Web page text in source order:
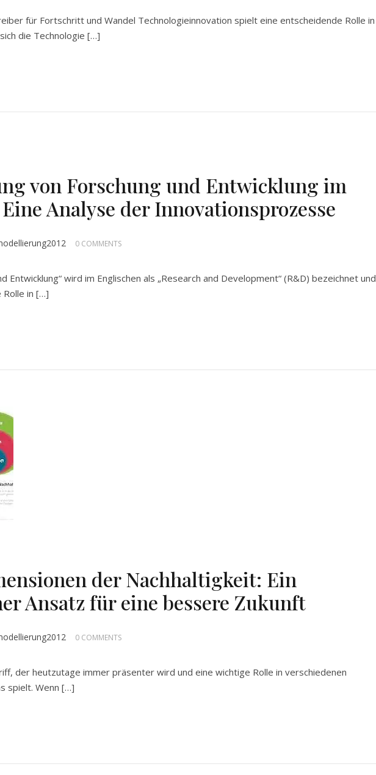
für Fortschritt und Wandel Technologieinnovation spielt eine entscheidende Rolle in
die Technologie […]
von Forschung und Entwicklung im
Analyse der Innovationsprozesse
0 COMMENTS
Entwicklung“ wird im Englischen als „Research and Development“ (R&D) bezeichnet und
Rolle in […]
der Nachhaltigkeit: Ein
Ansatz für eine bessere Zukunft
0 COMMENTS
der heutzutage immer präsenter wird und eine wichtige Rolle in verschiedenen
spielt. Wenn […]